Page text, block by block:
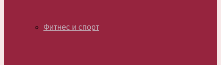
Фитнес и спорт